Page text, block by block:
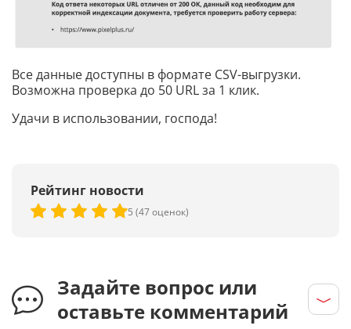
Все данные доступны в формате CSV-выгрузки.
Возможна проверка до 50 URL за 1 клик.
Удачи в использовании, господа!
Рейтинг новости
5 (47 оценок)
Задайте вопрос или
оставьте комментарий